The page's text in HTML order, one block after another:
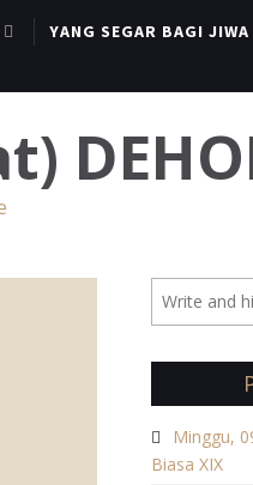
YANG SEGAR BAGI JIWA
Minggu,
Biasa XIX